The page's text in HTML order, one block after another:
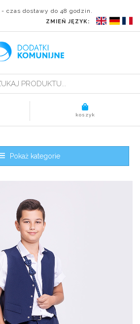
- czas dostawy do 48 godzin.
ZMIEŃ JĘZYK:
koszyk
Pokaż kategorie